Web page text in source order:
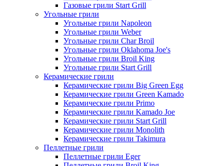
Газовые грили Start Grill
Угольные грили
Угольные грили Napoleon
Угольные грили Weber
Угольные грили Char Broil
Угольные грили Oklahoma Joe's
Угольные грили Broil King
Угольные грили Start Grill
Керамические грили
Керамические грили Big Green Egg
Керамические грили Green Kamado
Керамические грили Primo
Керамические грили Kamado Joe
Керамические грили Start Grill
Керамические грили Monolith
Керамические грили Takimura
Пеллетные грили
Пеллетные грили Eger